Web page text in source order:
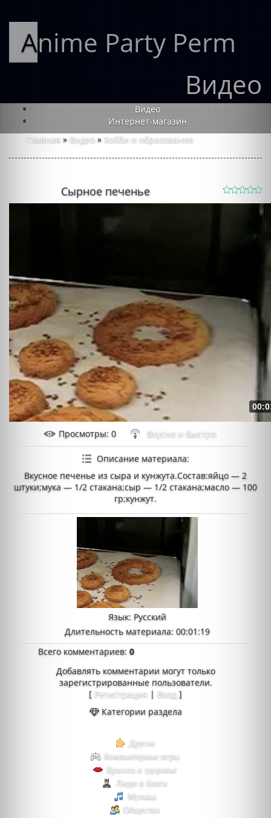
Anime Party Perm
Видео
Видео
Интернет-магазин
Главная » Видео » Хобби и образование
Сырное печенье
Просмотры: 0 Вкусно и быстро
Описание материала:
Вкусное печенье из сыра и кунжута.Состав:яйцо — 2
штуки;мука — 1/2 стакана;сыр — 1/2 стакана;масло — 100
гр;кунжут.
Язык: Русский
Длительность материала: 00:01:19
Всего комментариев:0
Добавлять комментарии могут только
зарегистрированные пользователи.
[ Регистрация | Вход ]
Категории раздела
Другое
Компьютерные игры
Красота и здоровье
Люди и блоги
Музыка
Общество